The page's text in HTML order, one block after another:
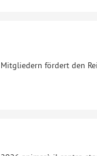
fördert den